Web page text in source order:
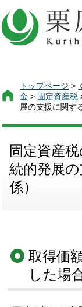
トップページ >
金 > 固定資産税
展の支援に関す
固定資産
続的発展
係）
取得価
した場